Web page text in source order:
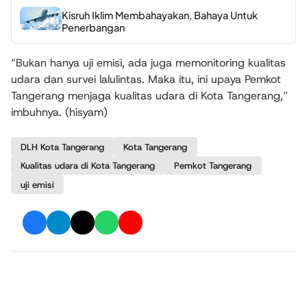
Kisruh Iklim Membahayakan, Bahaya Untuk
Penerbangan
“Bukan hanya uji emisi, ada juga memonitoring kualitas
udara dan survei lalulintas. Maka itu, ini upaya Pemkot
Tangerang menjaga kualitas udara di Kota Tangerang,”
imbuhnya. (hisyam)
DLH Kota Tangerang
Kota Tangerang
Kualitas udara di Kota Tangerang
Pemkot Tangerang
uji emisi